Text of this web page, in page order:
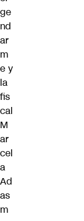
ge
nd
ar
m
e y
la
fis
cal
M
ar
cel
a
Ad
as
m